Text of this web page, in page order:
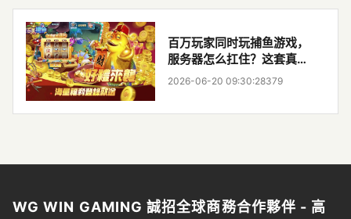
百万玩家同时玩捕鱼游戏，
服务器怎么扛住？这套真实
跑通的高并发架构拆解（附
2026-06-20 09:30:28379
WG WIN GAMING 誠招全球商務合作夥伴 - 高